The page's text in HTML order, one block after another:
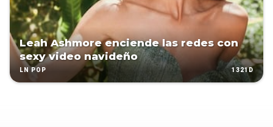
Leah Ashmore enciende las redes con
sexy video navideño
LN POP 1321D